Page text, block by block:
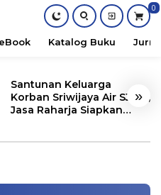
0
eBook Katalog Buku
»
Santunan Keluarga
Korban Sriwijaya Air SJ182,
Jasa Raharja Siapkan
Kabarnya Kini